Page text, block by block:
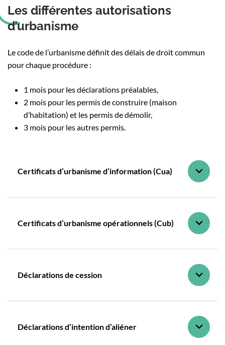
Les différentes autorisations
d’urbanisme
Le code de l’urbanisme définit des délais de droit commun
pour chaque procédure :
1 mois pour les déclarations préalables,
2 mois pour les permis de construire (maison
d’habitation) et les permis de démolir,
3 mois pour les autres permis.
Certificats d’urbanisme d’information (Cua)
Certificats d’urbanisme opérationnels (Cub)
Déclarations de cession
Déclarations d’intention d’aliéner